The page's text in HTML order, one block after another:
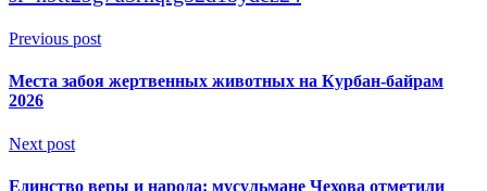
Previous post
Места забоя жертвенных животных на Курбан-байрам
2026
Next post
Единство веры и народа: мусульмане Чехова отметили